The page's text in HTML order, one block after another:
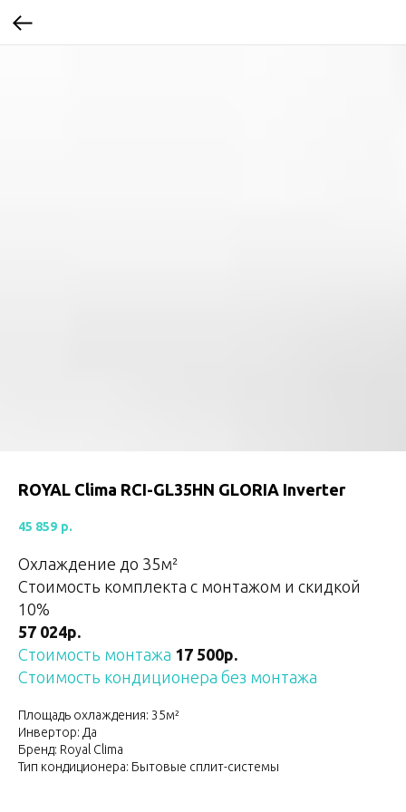
ROYAL Clima RCI-GL35HN GLORIA Inverter
45 859 р.
Охлаждение до 35м²
Стоимость комплекта с монтажом и скидкой
10%
57 024р.
Стоимость монтажа 17 500р.
Стоимость кондиционера без монтажа
Площадь охлаждения: 35м²
Инвертор: Да
Бренд: Royal Clima
Тип кондиционера: Бытовые сплит-системы